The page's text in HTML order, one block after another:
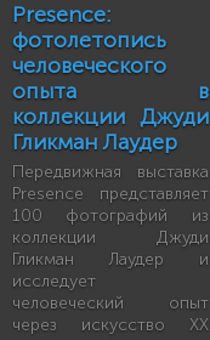
Presence:
фотолетопись
человеческого
опыта в
коллекции Джуди
Гликман Лаудер
Передвижная выставка
Presence представляет
100 фотографий из
коллекции Джуди
Гликман Лаудер и
исследует
человеческий опыт
через искусство XX